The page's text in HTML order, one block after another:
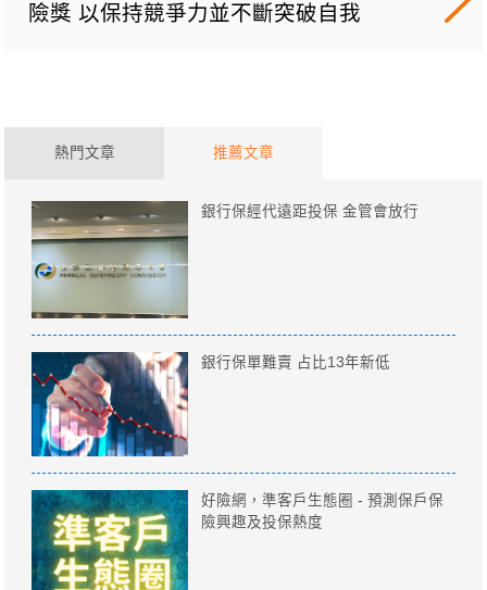
險獎 以保持競爭力並不斷突破自我
熱門文章 推薦文章
銀行保經代遠距投保 金管會放行
銀行保單難賣 占比13年新低
好險網，準客戶生態圈 - 預測保戶保
險興趣及投保熱度